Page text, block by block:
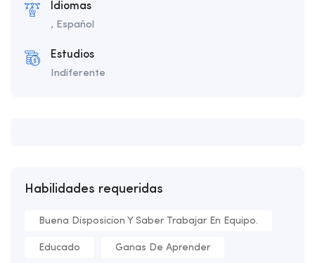
Idiomas
, Español
Estudios
Indiferente
Habilidades requeridas
Buena Disposicion Y Saber Trabajar En Equipo.
Educado Ganas De Aprender